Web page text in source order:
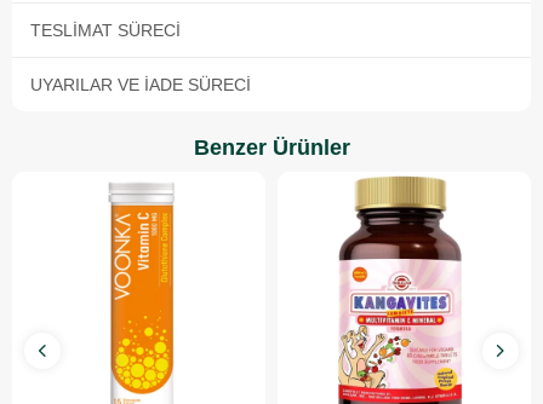
TESLIMAT SÜRECI
UYARILAR VE İADE SÜRECI
Benzer Ürünler